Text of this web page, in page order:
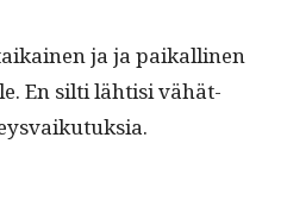
ja ja paikalli­nen
En silti lähtisi vähät­